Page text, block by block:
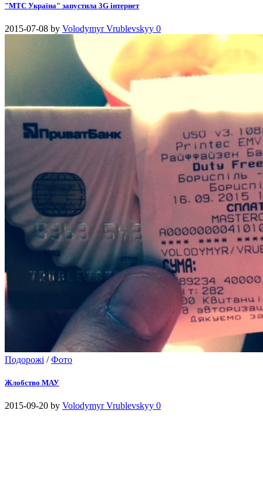
"МТС Україна" запустила 3G інтернет
2015-07-08 by Volodymyr Vrublevskyy 0
Подорожі /Фото
Жлобство МАУ
2015-09-20 by Volodymyr Vrublevskyy 0